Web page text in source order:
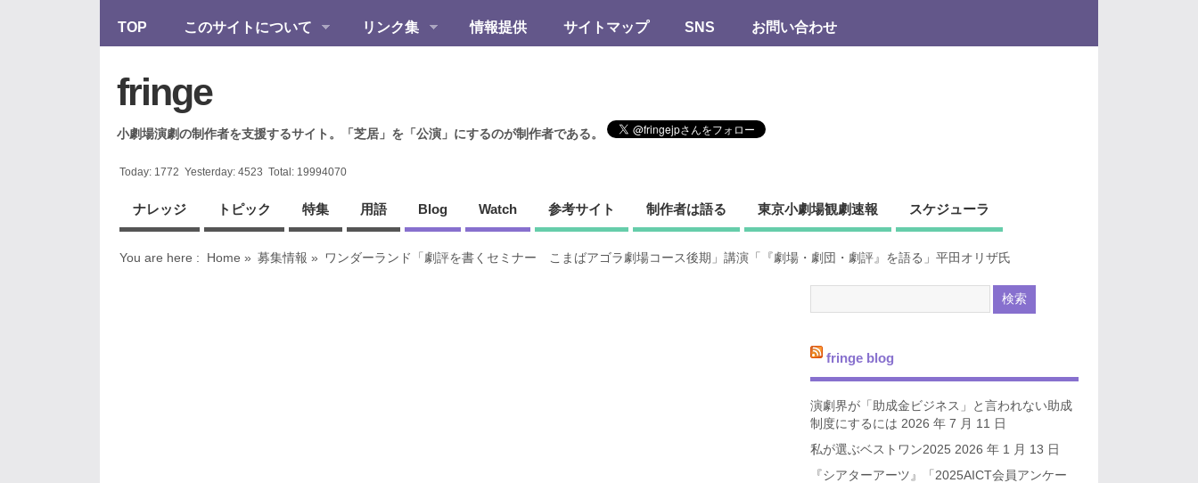
TOP このサイトについて リンク集 情報提供 サイトマップ SNS お問い合わせ
fringe
小劇場演劇の制作者を支援するサイト。「芝居」を「公演」にするのが制作者である。
Today: 1772 Yesterday:4523 Total: 19994070
ナレッジ トピック 特集 用語 Blog Watch 参考サイト 制作者は語る 東京小劇場観劇速報 スケジューラ
You are here : Home » 募集情報 » ワンダーランド「劇評を書くセミナー こまばアゴラ劇場コース後期」講演「『劇場・劇団・劇評』を語る」平田オリザ氏
fringe blog
演劇界が「助成金ビジネス」と言われない助成
制度にするには 2026 年 7 月 11 日
私が選ぶベストワン2025 2026 年 1 月 13 日
『シアターアーツ』「2025AICT会員アンケー